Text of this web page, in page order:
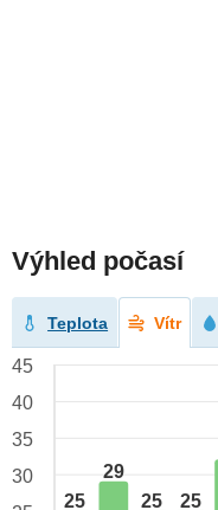
Výhled počasí
Teplota Vítr
25
29
25
25
45
40
35
30